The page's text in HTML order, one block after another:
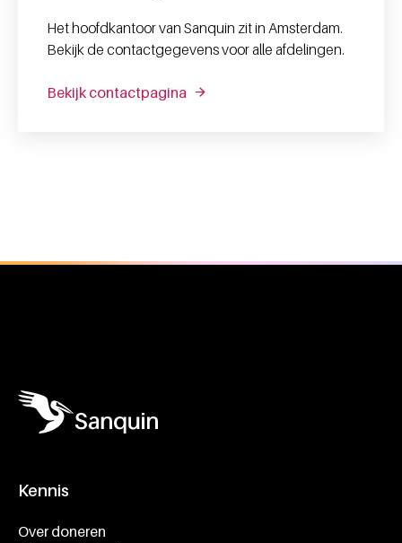
Het hoofdkantoor van Sanquin zit in Amsterdam.
Bekijk de contactgegevens voor alle afdelingen.
Bekijk contactpagina
Kennis
Over doneren